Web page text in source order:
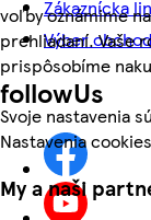
voľby oznámime
prehliadaní. Vaše
prispôsobíme
Svoje nastavenia
Nastavenia
My a naši
Zákaznícka
Výber
followUs